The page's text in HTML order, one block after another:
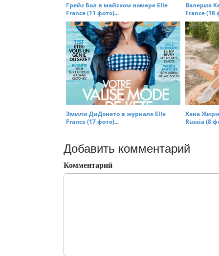
Грейс Бол в майском номере Elle
France (11 фото)...
Валерия
France (18
Эмили ДиДонато в журнале Elle
France (17 фото)...
Хана
Russia (8
Добавить комментарий
Комментарий